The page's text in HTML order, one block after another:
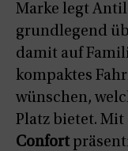
Marke legt
grundlegend
damit auf
kompaktes
wünschen,
Platz bietet. Mit
Confort